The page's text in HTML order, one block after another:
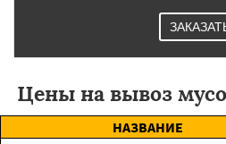
Цены на вывоз
НАЗВАНИЕ